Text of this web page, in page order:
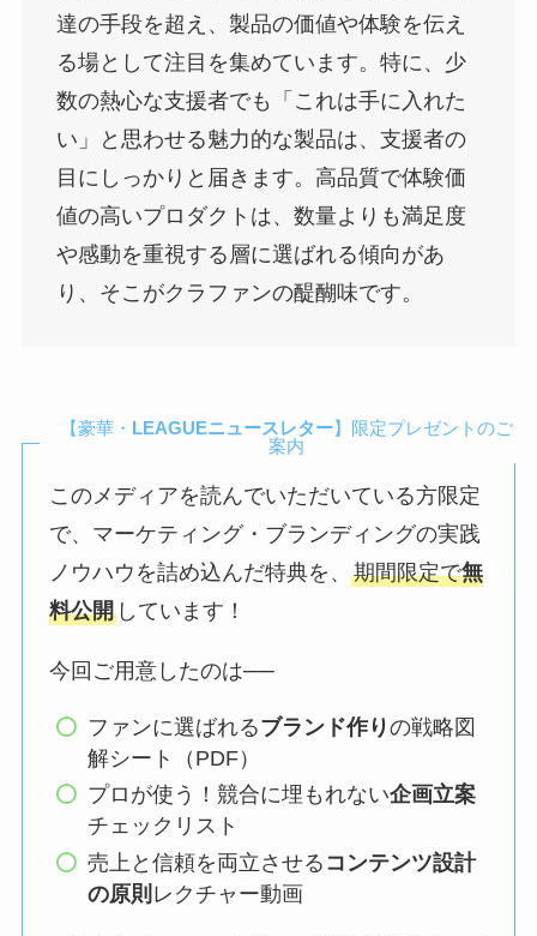
達の手段を超え、製品の価値や体験を伝え
る場として注目を集めています。特に、少
数の熱心な支援者でも「これは手に入れた
い」と思わせる魅力的な製品は、支援者の
目にしっかりと届きます。高品質で体験価
値の高いプロダクトは、数量よりも満足度
や感動を重視する層に選ばれる傾向があ
り、そこがクラファンの醍醐味です。
【豪華・ LEAGUEニュースレター】限定プレゼントのご
案内
このメディアを読んでいただいている方限定
で、マーケティング・ブランディングの実践
ノウハウを詰め込んだ特典を、期間限定で無
料公開 しています！
今回ご用意したのは──
ファンに選ばれるブランド作りの戦略図
解シート（PDF）
プロが使う！競合に埋もれない企画立案
チェックリスト
売上と信頼を両立させる コンテンツ設計
の原則 レクチャー動画